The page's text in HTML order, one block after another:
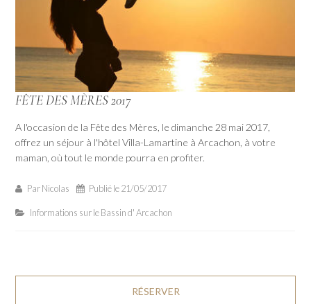
FÊTE DES MÈRES 2017
A l'occasion de la Fête des Mères, le dimanche 28 mai 2017,
offrez un séjour à l'hôtel Villa-Lamartine à Arcachon, à votre
maman, où tout le monde pourra en profiter.
Par Nicolas Publié le21/05/2017
Informations sur le Bassin d' Arcachon
RÉSERVER